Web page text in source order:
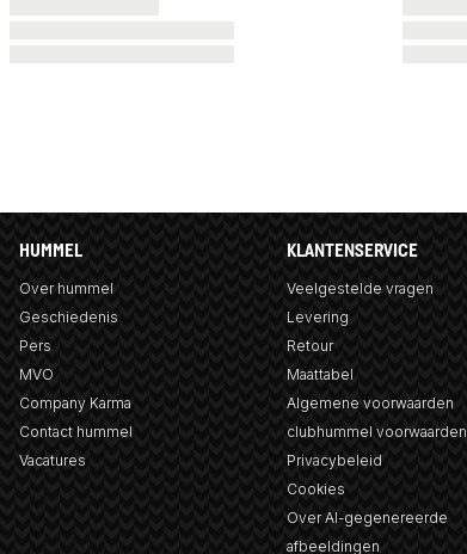
HUMMEL
Over hummel
Geschiedenis
Pers
MVO
Company Karma
Contact hummel
Vacatures
KLANTENSERVICE
Veelgestelde vragen
Levering
Retour
Maattabel
Algemene voorwaarden
clubhummel voorwaarden
Privacybeleid
Cookies
Over AI-gegenereerde
afbeeldingen